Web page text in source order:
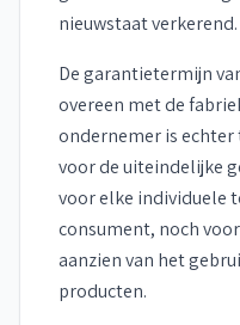
nieuwstaat verkerend.
De garantietermijn
overeen met de
ondernemer is
voor de uiteindelijke
voor elke individuele
consument, noch
aanzien van het
producten.